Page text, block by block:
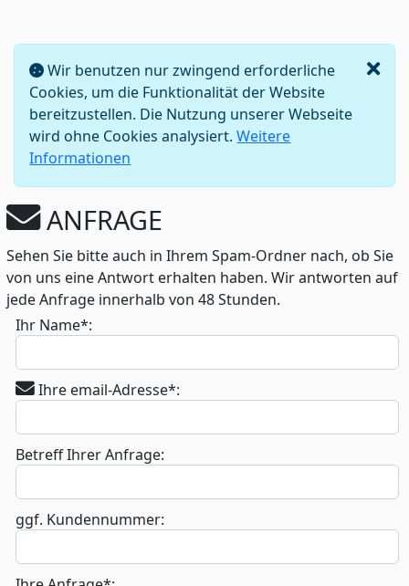
Wir benutzen nur zwingend erforderliche
Cookies, um die Funktionalität der Website
bereitzustellen. Die Nutzung unserer Webseite
wird ohne Cookies analysiert.Weitere
Informationen
ANFRAGE
Sehen Sie bitte auch in Ihrem Spam-Ordner nach, ob Sie
von uns eine Antwort erhalten haben. Wir antworten auf
jede Anfrage innerhalb von 48 Stunden.
Ihr Name*:
Ihre email-Adresse*:
Betreff Ihrer Anfrage:
ggf. Kundennummer: